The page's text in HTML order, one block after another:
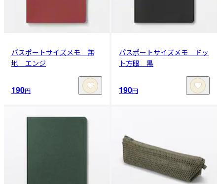
パスポートサイズメモ 無
地 エンジ
190円
パスポートサイズメモ ドッ
ト方眼 黒
190円